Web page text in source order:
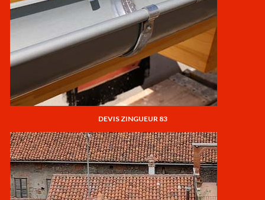
DEVIS ZINGUEUR 83